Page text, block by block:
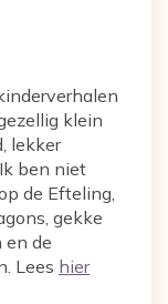
klein
lekker
ben niet
de Efteling,
gekke
de
Lees hier